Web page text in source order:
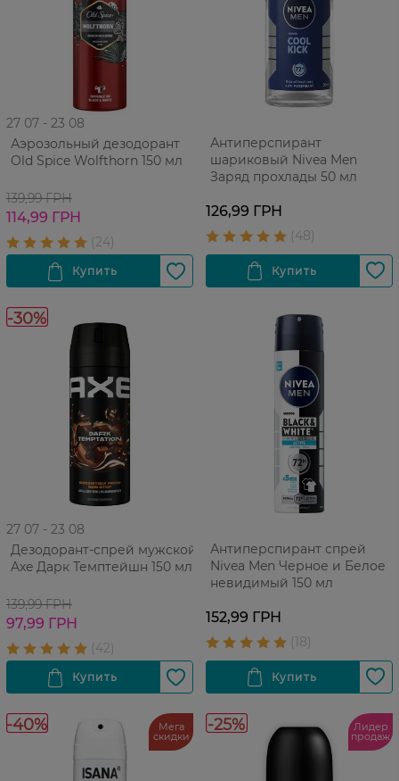
27 07 - 23 08
Аэрозольный дезодорант
Old Spice Wolfthorn 150 мл
139,99 ГРН
114,99 ГРН
Антиперспирант
шариковый Nivea Men
Заряд прохлады 50 мл
126,99 ГРН
-30%
27 07 - 23 08
Дезодорант-спрей мужской
Axe Дарк Темптейшн 150 мл
139,99 ГРН
97,99 ГРН
Антиперспирант спрей
Nivea Men Черное и Белое
невидимый 150 мл
152,99 ГРН
-40% Мега
скидки
-25% Лидер
продаж